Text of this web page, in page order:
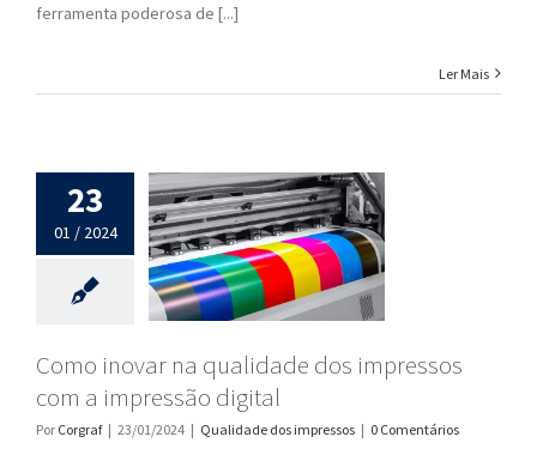
ferramenta poderosa de [...]
Ler Mais
23
01 / 2024
Como inovar na
qualidade dos
impressão digital
Como inovar na qualidade dos impressos
com a impressão digital
Por Corgraf | 23/01/2024 | Qualidade dos impressos | 0 Comentários